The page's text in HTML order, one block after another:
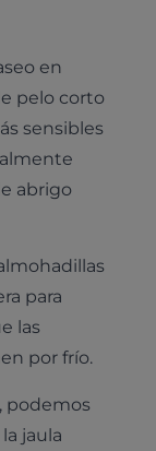
en
pelo corto
sensibles
abrigo
para
las
por frío.
podemos
jaula